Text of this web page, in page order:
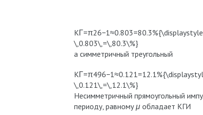
\,0.803\,=\,80.3\%}
а симметричный треугольный
\,0.121\,=\,12.1\%}
Несимметричный прямоугольный
периоду, равномуμ обладает КГИ